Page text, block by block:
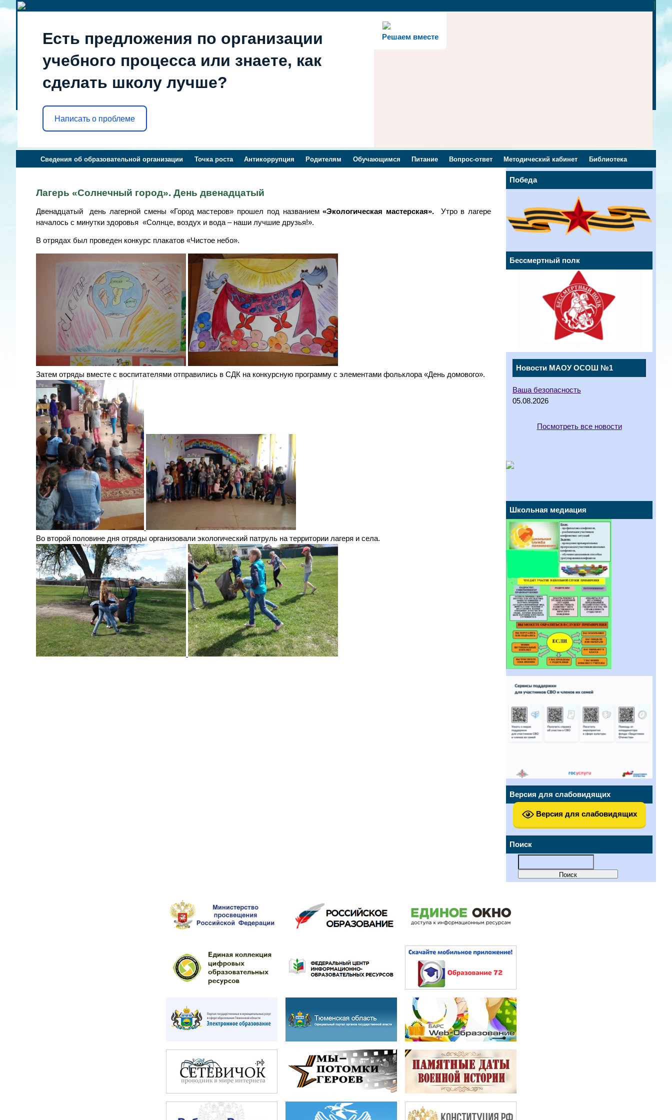
Решаем вместе
Есть предложения по организации
учебного процесса или знаете, как
сделать школу лучше?
Написать о проблеме
Сведения об образовательной организации Точка роста Антикоррупция Родителям Обучающимся Питание Вопрос-ответ Методический кабинет Библиотека
Победа
Бессмертный полк
Новости МАОУ ОСОШ №1
Ваша безопасность
05.08.2026
Посмотреть все новости
Школьная медиация
Версия для слабовидящих
Версия для слабовидящих
Поиск
Лагерь «Солнечный город». День двенадцатый
Двенадцатый день лагерной смены «Город мастеров» прошел под названием«Экологическая мастерская».
Утро в лагере
началось с минутки здоровья «Солнце, воздух и вода – наши лучшие друзья!».
В отрядах был проведен конкурс плакатов «Чистое небо».
Затем отряды вместе с воспитателями отправились в СДК на конкурсную программу с элементами фольклора «День домового».
Во второй половине дня отряды организовали экологический патруль на территории лагеря и села.